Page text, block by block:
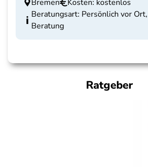
Bremen
Kosten: kostenlos
Beratungsart: Persönlich vor
Beratung
Ratgeber